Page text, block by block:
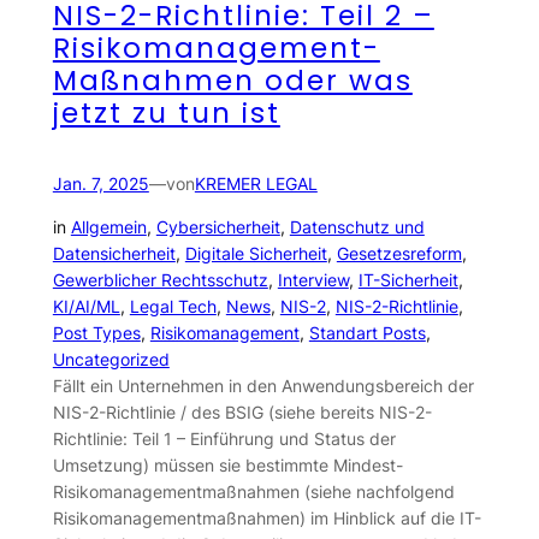
NIS-2-Richtlinie: Teil 2 –
Risikomanagement-
Maßnahmen oder was
jetzt zu tun ist
Jan. 7, 2025—vonKREMER LEGAL
in Allgemein, Cybersicherheit, Datenschutz und
Datensicherheit, Digitale Sicherheit, Gesetzesreform
Gewerblicher Rechtsschutz, Interview, IT-Sicherheit
KI/AI/ML, Legal Tech, News, NIS-2, NIS-2-Richtlinie
Post Types, Risikomanagement, Standart Posts
Uncategorized
Fällt ein Unternehmen in den Anwendungsbereich der
NIS-2-Richtlinie / des BSIG (siehe bereits NIS-2-
Richtlinie: Teil 1 – Einführung und Status der
Umsetzung) müssen sie bestimmte Mindest-
Risikomanagementmaßnahmen (siehe nachfolgend
Risikomanagementmaßnahmen) im Hinblick auf die IT-